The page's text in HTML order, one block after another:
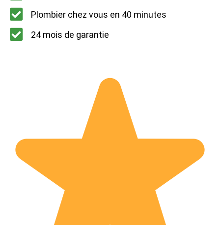
Plombier chez vous en 40 minutes
24 mois de garantie